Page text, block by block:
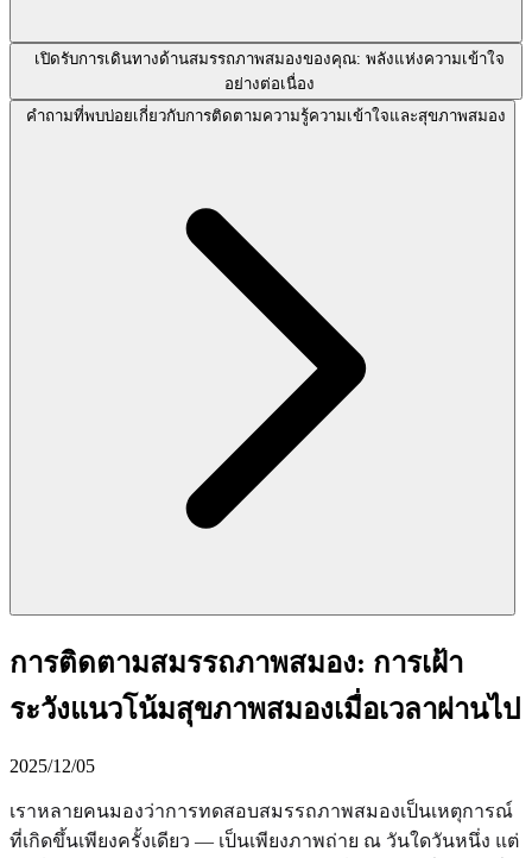
เปิดรับการเดินทางด้านสมรรถภาพสมองของคุณ: พลังแห่งความเข้าใจ
อย่างต่อเนื่อง
คำถามที่พบบ่อยเกี่ยวกับการติดตามความรู้ความเข้าใจและสุขภาพสมอง
การติดตามสมรรถภาพสมอง: การเฝ้า
ระวังแนวโน้มสุขภาพสมองเมื่อเวลาผ่านไป
2025/12/05
เราหลายคนมองว่าการทดสอบสมรรถภาพสมองเป็นเหตุการณ์
ที่เกิดขึ้นเพียงครั้งเดียว — เป็นเพียงภาพถ่าย ณ วันใดวันหนึ่ง แต่